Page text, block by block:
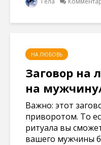
НА ЛЮБОВЬ
Заговор на
на
Важно: этот
приворотом. То
ритуала вы
вашего мужчины